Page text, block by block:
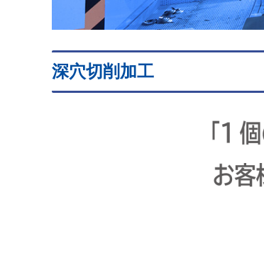
深穴切削加工